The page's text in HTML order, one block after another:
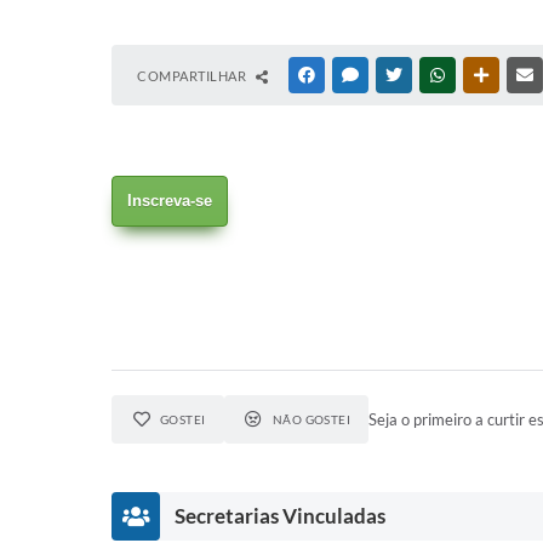
COMPARTILHAR FACEBOOKMESSENGER
TWITTERWHATSAPP
Inscreva-se
GOSTEI NÃO GOSTEI Seja o primeiro a curtir
Secretarias Vinculadas